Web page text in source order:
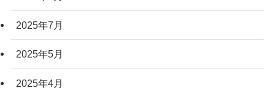
2025年7月
2025年5月
2025年4月